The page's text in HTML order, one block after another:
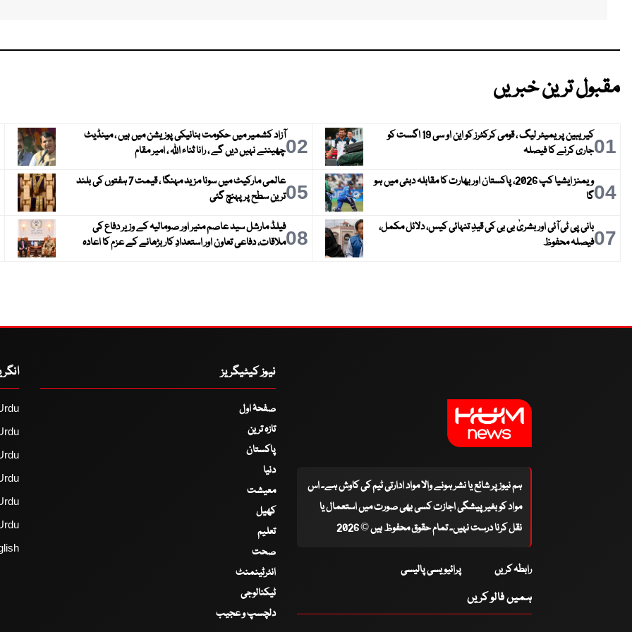
مقبول ترین خبریں
01
کیریبین پریمیئر لیگ ، قومی کرکٹرز کو این او سی 19 اگست کو
جاری کرنے کا فیصلہ
02آزاد کشمیر میں حکومت بنانیکی پوزیشن میں ہیں ، مینڈیٹ
چھیننے نہیں دیں گے ، رانا ثناء اللہ ، امیر مقام
04
ویمنز ایشیا کپ 2026، پاکستان اور بھارت کا مقابلہ دبئی میں ہو
گا
05
عالمی مارکیٹ میں سونا مزید مہنگا ، قیمت 7 ہفتوں کی بلند
ترین سطح پر پہنچ گئی
07بانی پی ٹی آئی اور بشریٰ بی بی کی قیدِ تنہائی کیس، دلائل مکمل،
فیصلہ محفوظ
08فیلڈ مارشل سید عاصم منیر اور صومالیہ کے وزیر دفاع کی
ملاقات، دفاعی تعاون اور استعدادِ کار بڑھانے کے عزم کا اعادہ
ہم نیوز پر شائع یا نشر ہونے والا مواد ادارتی ٹیم کی کاوش ہے۔ اس
مواد کو بغیر پیشگی اجازت کسی بھی صورت میں استعمال یا
نقل کرنا درست نہیں۔ تمام حقوق محفوظ ہیں © 2026
رابطہ کریں پرائیویسی پالیسی
ہمیں فالو کریں
نیوز کیٹیگریز
صفحۂ اول
تازہ ترین
پاکستان
دنیا
معیشت
کھیل
تعلیم
صحت
انٹرٹینمنٹ
ٹیکنالوجی
دلچسپ و عجیب